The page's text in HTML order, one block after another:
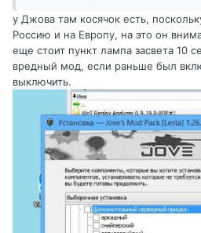
у Джова там косячок есть,
Россию и на Европу, на это он
еще стоит пункт лампа засвета 10
вредный мод, если раньше был
выключить.